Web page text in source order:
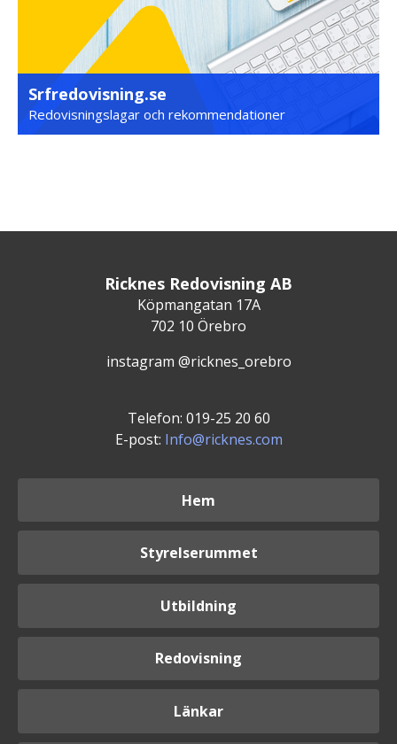
Srfredovisning.se
Redovisningslagar och rekommendationer
Ricknes Redovisning AB
Köpmangatan 17A
702 10 Örebro
instagram @ricknes_orebro
Telefon: 019-25 20 60
E-post: Info@ricknes.com
Hem
Styrelserummet
Utbildning
Redovisning
Länkar